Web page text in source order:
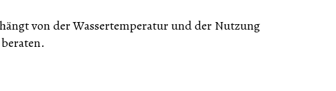
von der Wassertemperatur und der Nutzung